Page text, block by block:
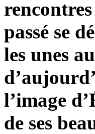
passé se
les unes
l’image
de ses